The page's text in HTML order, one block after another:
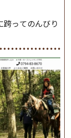
ってのんびり